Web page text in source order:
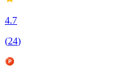
4.7
(24)